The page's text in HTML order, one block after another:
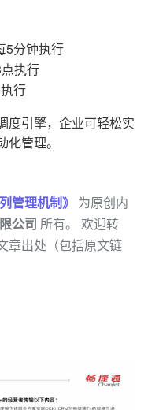
5分钟执行
执行
行
度引擎，企业可轻松实
管理。
管理机制》 为原创内
公司 所有。 欢迎转
章出处（包括原文链